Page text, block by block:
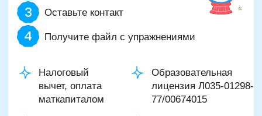
Тебя ждёт полезный подарок от
методистов Skillzania